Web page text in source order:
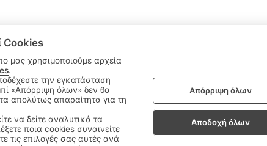
ΜΑΣ: |
Sitemap/Login
Cookies
μας χρησιμοποιούμε αρχεία
.
«Απόρριψη όλων» δεν θα
απολύτως απαραίτητα για τη
να δείτε αναλυτικά τα
ποια cookies συναινείτε
τις επιλογές σας αυτές ανά
Απόρριψη όλων
Αποδοχή όλων